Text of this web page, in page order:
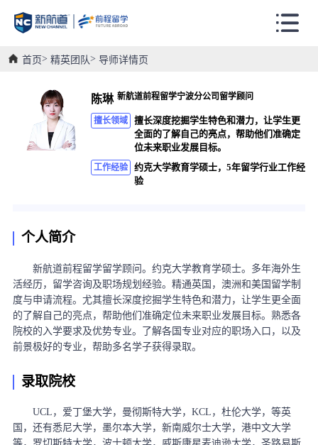
首页 精英团队 导师详情页
陈琳 新航道前程留学宁波分公司留学顾问
擅长领域
擅长深度挖掘学生特色和潜力，让学生更
全面的了解自己的亮点，帮助他们准确定
位未来职业发展目标。
工作经验
约克大学教育学硕士，5年留学行业工作经
验
个人简介
新航道前程留学留学顾问。约克大学教育学硕士。多年海外生
活经历，留学咨询及职场规划经验。精通英国，澳洲和美国留学制
度与申请流程。尤其擅长深度挖掘学生特色和潜力，让学生更全面
的了解自己的亮点，帮助他们准确定位未来职业发展目标。熟悉各
院校的入学要求及优势专业。了解各国专业对应的职场入口，以及
前景极好的专业，帮助多名学子获得录取。
录取院校
UCL，爱丁堡大学，曼彻斯特大学，KCL，杜伦大学，等英
国，还有悉尼大学，墨尔本大学，新南威尔士大学，港中文大学